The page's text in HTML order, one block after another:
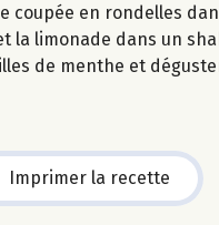
coupée en rondelles
la limonade dans un
de menthe et
Imprimer la recette